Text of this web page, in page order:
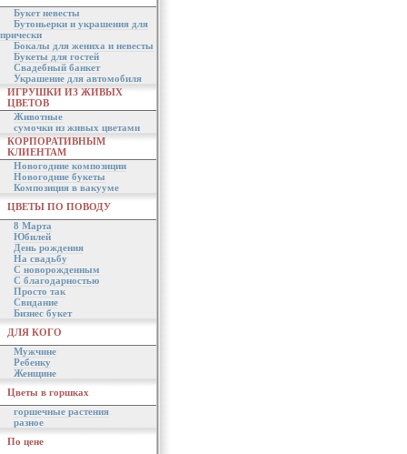
Букет невесты
Бутоньерки и украшения для
прически
Бокалы для жениха и невесты
Букеты для гостей
Свадебный банкет
Украшение для автомобиля
ИГРУШКИ ИЗ ЖИВЫХ
ЦВЕТОВ
Животные
сумочки из живых цветами
КОРПОРАТИВНЫМ
КЛИЕНТАМ
Новогодние композиции
Новогодние букеты
Композиция в вакууме
ЦВЕТЫ ПО ПОВОДУ
8 Марта
Юбилей
День рождения
На свадьбу
С новорожденным
С благодарностью
Просто так
Свидание
Бизнес букет
ДЛЯ КОГО
Мужчине
Ребенку
Женщине
Цветы в горшках
горшечные растения
разное
По цене